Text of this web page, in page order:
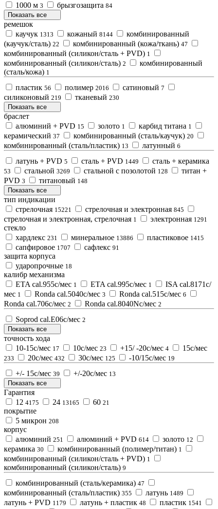
1000 м 3 брызгозащита 84
Показать все
ремешок
каучук 1313 кожаный 8144
комбинированный
(каучук/сталь) 22 комбинированный (кожа/ткань) 47
комбинированный (силикон/сталь + PVD) 1
комбинированный (силикон/сталь) 2
комбинированный
(сталь/кожа) 1
пластик 56 полимер 2016 сатиновый 7
силиконовый 219 тканевый 230
Показать все
браслет
алюминий + PVD 15 золото 1 карбид титана 1
керамический 37 комбинированный (сталь/каучук) 20
комбинированный (сталь/пластик) 13 латунный 6
латунь + PVD 5 сталь + PVD 1449 сталь + керамика
53 стальной 3269 стальной с позолотой 128
титан +
PVD 3 титановый 148
Показать все
тип индикации
стрелочная 15221 стрелочная и электронная 845
стрелочная и электронная, стрелочная 1 электронная 1291
стекло
xардлекс 231 минеральное 13886 пластиковое 1415
сапфировое 1707 сафлекс 91
защита корпуса
ударопрочные 18
калибр механизма
ETA cal.955с/мес 1 ETA cal.995с/мес 1
ISA cal.8171с/
мес 1 Ronda cal.5040с/мес 3 Ronda cal.515с/мес 6
Ronda cal.706с/мес 2 Ronda cal.8040Nс/мес 2
Soprod cal.E06с/мес 2
Показать все
точность хода
10-15с/мес 17 10с/мес 23 +15/ -20с/мес 4 15с/мес
233 20с/мес 432 30с/мес 125 -10/15с/мес 19
+/- 15с/мес 39 +/-20с/мес 13
Показать все
Гарантия
12 4175 24 13165 60 21
покрытие
5 микрон 208
корпус
алюминий 251 алюминий + PVD 614 золото 12
керамика 30 комбинированный (полимер/титан) 1
комбинированный (силикон/сталь + PVD) 1
комбинированный (силикон/сталь) 9
комбинированный (сталь/керамика) 47
комбинированный (сталь/пластик) 355 латунь 1489
латунь + PVD 1179 латунь + пластик 48 пластик 1541